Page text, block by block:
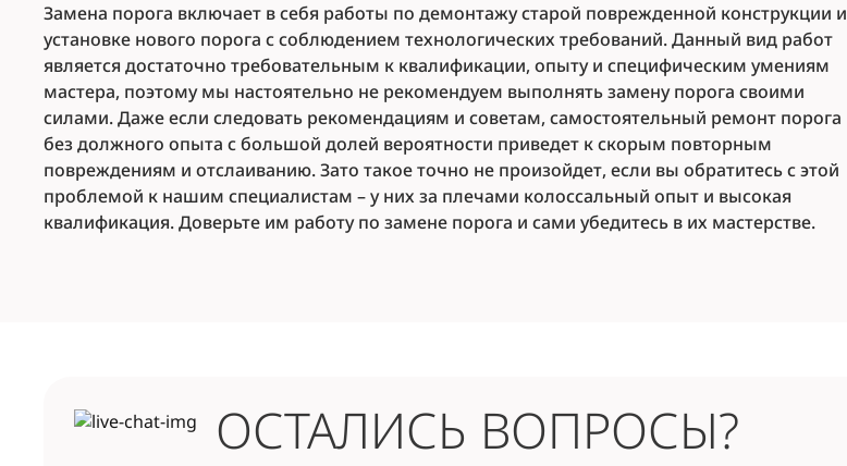
Замена порога включает в себя работы по демонтажу старой поврежденной конструкции и
установке нового порога с соблюдением технологических требований. Данный вид работ
является достаточно требовательным к квалификации, опыту и специфическим умениям
мастера, поэтому мы настоятельно не рекомендуем выполнять замену порога своими
силами. Даже если следовать рекомендациям и советам, самостоятельный ремонт порога
без должного опыта с большой долей вероятности приведет к скорым повторным
повреждениям и отслаиванию. Зато такое точно не произойдет, если вы обратитесь с этой
проблемой к нашим специалистам – у них за плечами колоссальный опыт и высокая
квалификация. Доверьте им работу по замене порога и сами убедитесь в их мастерстве.
ОСТАЛИСЬ ВОПРОСЫ?